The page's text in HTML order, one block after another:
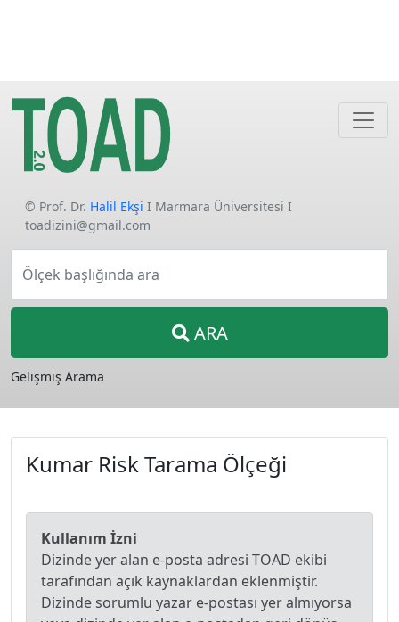
© Prof. Dr. Halil Ekşi I Marmara Üniversitesi I
toadizini@gmail.com
Ölçek başlığında ara
ARA
Gelişmiş Arama
Kumar Risk Tarama Ölçeği
Kullanım İzni
Dizinde yer alan e-posta adresi TOAD ekibi
tarafından açık kaynaklardan eklenmiştir.
Dizinde sorumlu yazar e-postası yer almıyorsa